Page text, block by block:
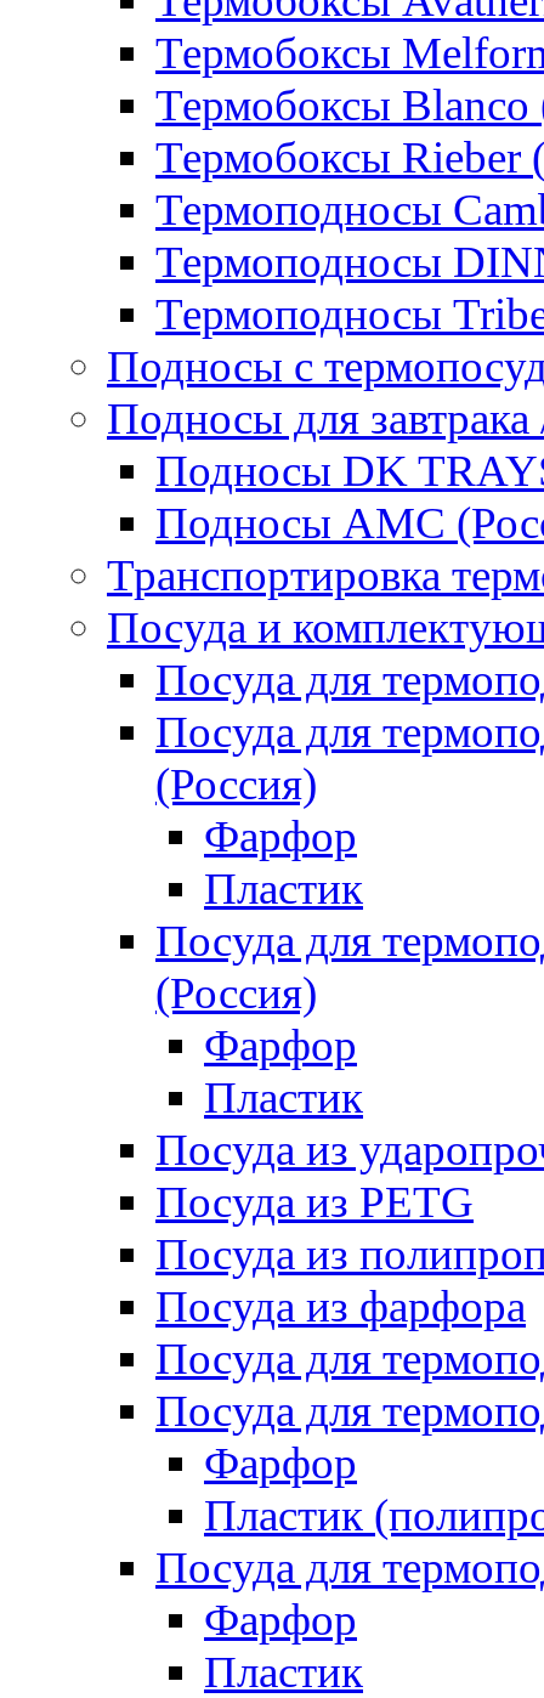
Термобоксы
Термобоксы Blanco
Термобоксы Rieber
Термоподносы
Термоподносы
Термоподносы
Подносы с
Подносы для завтрака
Подносы DK
Подносы AMC
Транспортировка
Посуда и
Посуда для
Посуда для
(Россия)
Фарфор
Пластик
Посуда для
(Россия)
Фарфор
Пластик
Посуда из
Посуда из PETG
Посуда из
Посуда из фарфора
Посуда для
Посуда для
Фарфор
Пластик
Посуда для
Фарфор
Пластик